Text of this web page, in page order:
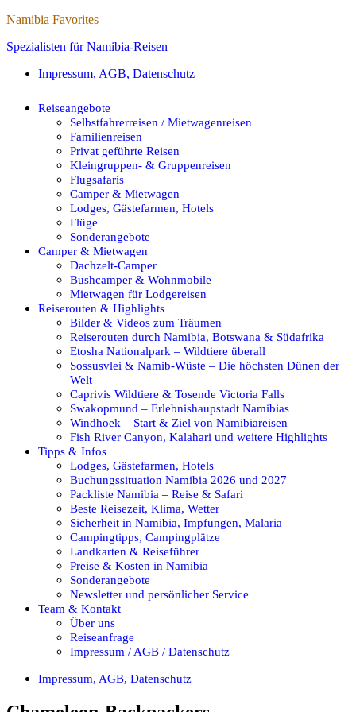
Namibia Favorites
Spezialisten für Namibia-Reisen
Impressum, AGB, Datenschutz
Reiseangebote
Selbstfahrerreisen / Mietwagenreisen
Familienreisen
Privat geführte Reisen
Kleingruppen- & Gruppenreisen
Flugsafaris
Camper & Mietwagen
Lodges, Gästefarmen, Hotels
Flüge
Sonderangebote
Camper & Mietwagen
Dachzelt-Camper
Bushcamper & Wohnmobile
Mietwagen für Lodgereisen
Reiserouten & Highlights
Bilder & Videos zum Träumen
Reiserouten durch Namibia, Botswana & Südafrika
Etosha Nationalpark – Wildtiere überall
Sossusvlei & Namib-Wüste – Die höchsten Dünen der
Welt
Caprivis Wildtiere & Tosende Victoria Falls
Swakopmund – Erlebnishaupstadt Namibias
Windhoek – Start & Ziel von Namibiareisen
Fish River Canyon, Kalahari und weitere Highlights
Tipps & Infos
Lodges, Gästefarmen, Hotels
Buchungssituation Namibia 2026 und 2027
Packliste Namibia – Reise & Safari
Beste Reisezeit, Klima, Wetter
Sicherheit in Namibia, Impfungen, Malaria
Campingtipps, Campingplätze
Landkarten & Reiseführer
Preise & Kosten in Namibia
Sonderangebote
Newsletter und persönlicher Service
Team & Kontakt
Über uns
Reiseanfrage
Impressum / AGB / Datenschutz
Impressum, AGB, Datenschutz